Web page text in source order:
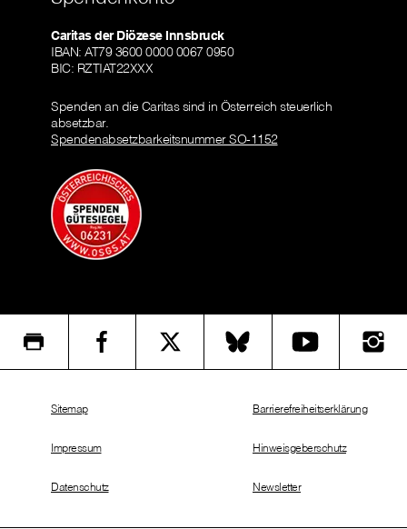
Caritas der Diözese Innsbruck
IBAN: AT79 3600 0000 0067 0950
BIC: RZTIAT22XXX
Spenden an die Caritas sind in Österreich steuerlich
absetzbar.
Spendenabsetzbarkeitsnummer SO-1152
Sitemap
Impressum
Datenschutz
Barrierefreiheitserklärung
Hinweisgeberschutz
Newsletter